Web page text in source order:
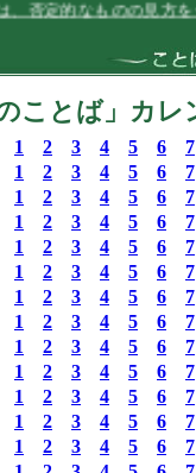
ものの見方をせず、い
ことば」カ
1 2 3 4 5 6
7
1 2 3 4 5 6
7
1 2 3 4 5 6
7
1 2 3 4 5 6
7
1 2 3 4 5 6
7
1 2 3 4 5 6
7
1 2 3 4 5 6
7
1 2 3 4 5 6
7
1 2 3 4 5 6
7
1 2 3 4 5 6
7
1 2 3 4 5 6
7
1 2 3 4 5 6
7
1 2 3 4 5 6
7